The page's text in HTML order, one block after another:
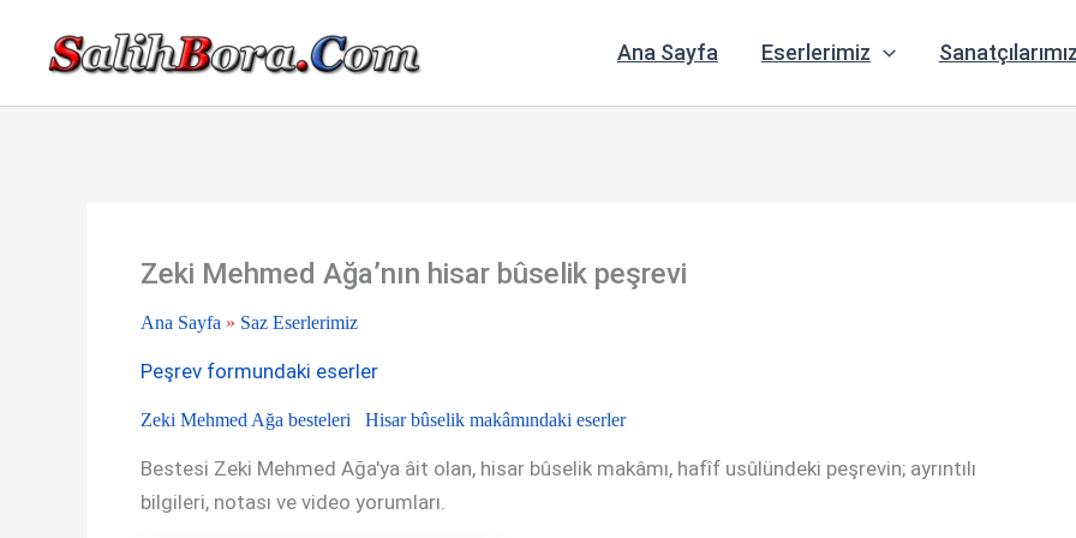
Ana Sayfa Eserlerimiz Sanatçılarımız
Zeki Mehmed Ağa’nın hisar bûselik peşrevi
Ana Sayfa » Saz Eserlerimiz
Peşrev formundaki eserler
Zeki Mehmed Ağa besteleri Hisar bûselik makâmındaki eserler
Bestesi Zeki Mehmed Ağa'ya âit olan, hisar bûselik makâmı, hafîf usûlündeki peşrevin; ayrıntılı
bilgileri, notası ve video yorumları.